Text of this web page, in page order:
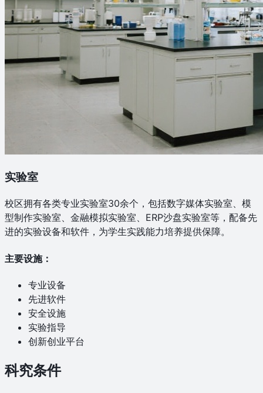
实验室
校区拥有各类专业实验室30余个，包括数字媒体实验室、模
型制作实验室、金融模拟实验室、ERP沙盘实验室等，配备先
进的实验设备和软件，为学生实践能力培养提供保障。
主要设施：
专业设备
先进软件
安全设施
实验指导
创新创业平台
科究条件